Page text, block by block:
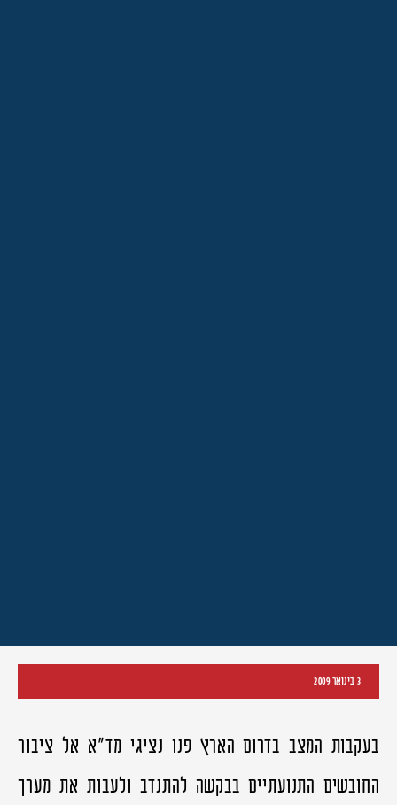
3 בינואר 2009
בעקבות המצב בדרום הארץ פנו נציגי מד"א אל ציבור
החובשים התנועתיים בבקשה להתנדב ולעבות את מערך